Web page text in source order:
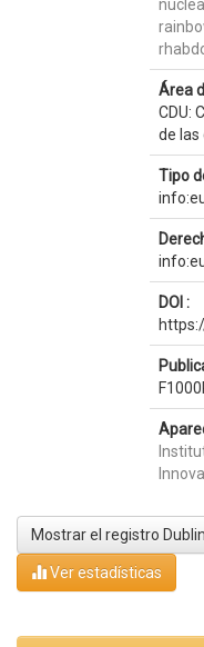
Área
CDU:
de las
Tipo
DOI :
Mostrar el registro
Ver estadísticas